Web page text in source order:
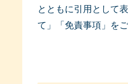
とともに引用として
て」「免責事項」を